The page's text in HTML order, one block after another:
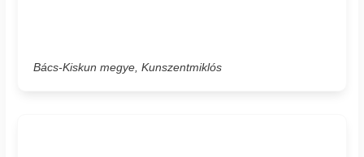
Bács-Kiskun megye, Kunszentmiklós